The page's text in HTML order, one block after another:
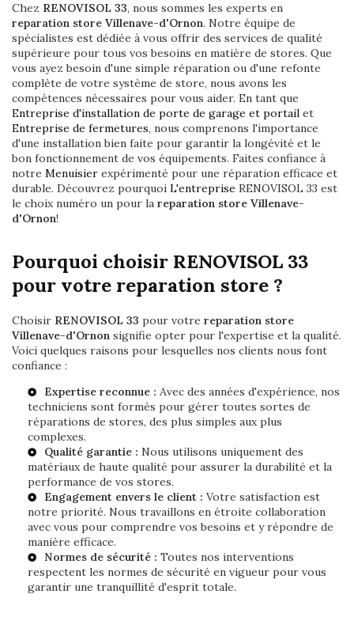
Chez RENOVISOL 33, nous sommes les experts en
reparation store Villenave-d'Ornon. Notre équipe de
spécialistes est dédiée à vous offrir des services de qualité
supérieure pour tous vos besoins en matière de stores. Que
vous ayez besoin d'une simple réparation ou d'une refonte
complète de votre système de store, nous avons les
compétences nécessaires pour vous aider. En tant que
Entreprise d'installation de porte de garage et portail et
Entreprise de fermetures, nous comprenons l'importance
d'une installation bien faite pour garantir la longévité et le
bon fonctionnement de vos équipements. Faites confiance à
notre Menuisier expérimenté pour une réparation efficace et
durable. Découvrez pourquoi L'entreprise RENOVISOL 33 est
le choix numéro un pour la reparation store Villenave-
d'Ornon!
Pourquoi choisir RENOVISOL 33
pour votre reparation store ?
Choisir RENOVISOL 33 pour votre reparation store
Villenave-d'Ornon signifie opter pour l'expertise et la qualité.
Voici quelques raisons pour lesquelles nos clients nous font
confiance :
Expertise reconnue : Avec des années d'expérience, nos
techniciens sont formés pour gérer toutes sortes de
réparations de stores, des plus simples aux plus
complexes.
Qualité garantie : Nous utilisons uniquement des
matériaux de haute qualité pour assurer la durabilité et la
performance de vos stores.
Engagement envers le client : Votre satisfaction est
notre priorité. Nous travaillons en étroite collaboration
avec vous pour comprendre vos besoins et y répondre de
manière efficace.
Normes de sécurité : Toutes nos interventions
respectent les normes de sécurité en vigueur pour vous
garantir une tranquillité d'esprit totale.